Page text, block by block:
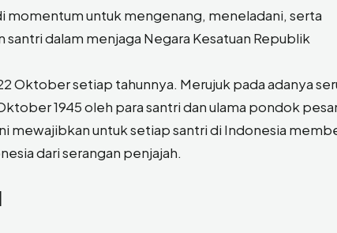
momentum untuk mengenang, meneladani, serta
dalam menjaga Negara Kesatuan Republik
Oktober setiap tahunnya. Merujuk pada adanya
1945 oleh para santri dan ulama pondok
mewajibkan untuk setiap santri di Indonesia
dari serangan penjajah.